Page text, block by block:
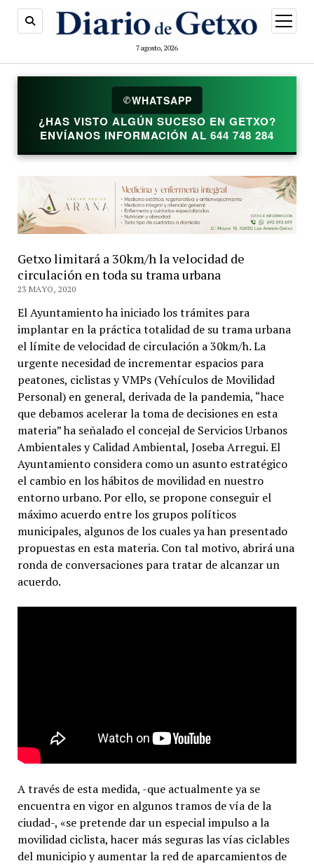
7 agosto, 2026
abrir
menú
✆WHATSAPP
¿HAS VISTO ALGÚN SUCESO EN GETXO?
ENVÍANOS INFORMACIÓN AL 644 748 284
Getxo limitará a 30km/h la velocidad de
circulación en toda su trama urbana
23 MAYO, 2020
El Ayuntamiento ha iniciado los trámites para
implantar en la práctica totalidad de su trama urbana
el límite de velocidad de circulación a 30km/h. La
urgente necesidad de incrementar espacios para
peatones, ciclistas y VMPs (Vehículos de Movilidad
Personal) en general, derivada de la pandemia, “hace
que debamos acelerar la toma de decisiones en esta
materia” ha señalado el concejal de Servicios Urbanos
Ambientales y Calidad Ambiental, Joseba Arregui. El
Ayuntamiento considera como un asunto estratégico
el cambio en los hábitos de movilidad en nuestro
entorno urbano. Por ello, se propone conseguir el
máximo acuerdo entre los grupos políticos
municipales, algunos de los cuales ya han presentado
propuestas en esta materia. Con tal motivo, abrirá una
ronda de conversaciones para tratar de alcanzar un
acuerdo.
A través de esta medida, -que actualmente ya se
encuentra en vigor en algunos tramos de vía de la
ciudad-, «se pretende dar un especial impulso a la
movilidad ciclista, hacer más seguras las vías ciclables
del municipio y aumentar la red de aparcamientos de